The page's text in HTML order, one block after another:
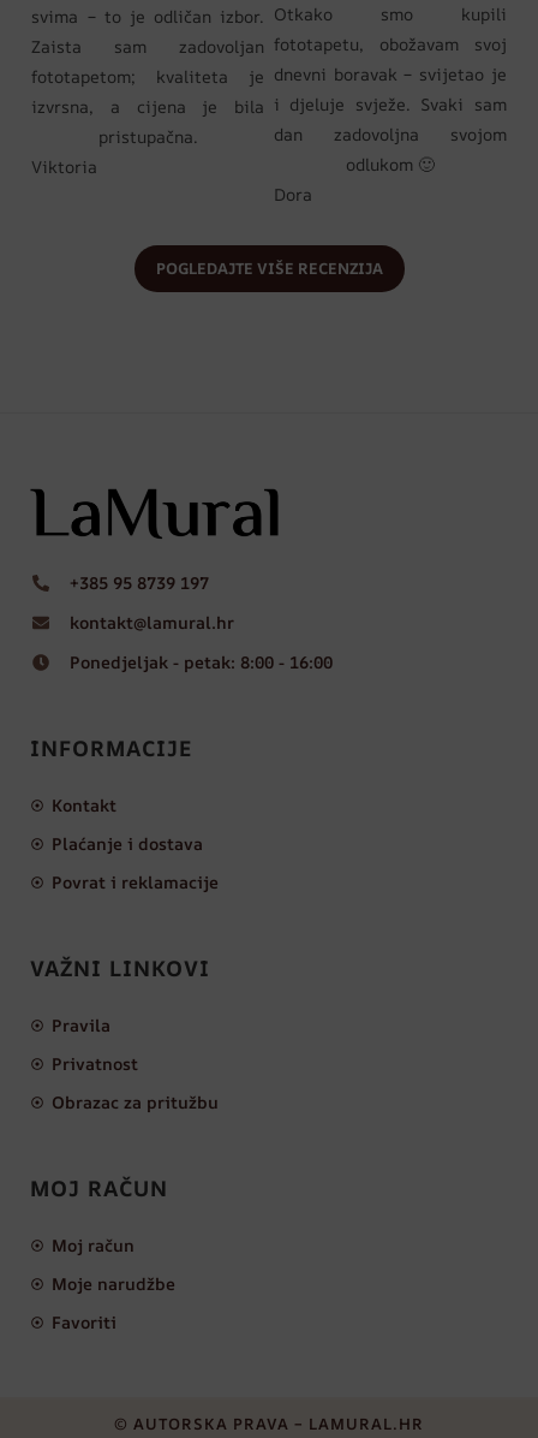
svima – to je odličan izbor.
Zaista sam zadovoljan
fototapetom; kvaliteta je
izvrsna, a cijena je bila
pristupačna.
Viktoria
Otkako smo kupili
fototapetu, obožavam svoj
dnevni boravak – svijetao je
i djeluje svježe. Svaki sam
dan zadovoljna svojom
odlukom 🙂
Dora
POGLEDAJTE VIŠE RECENZIJA
+385 95 8739 197
kontakt@lamural.hr
Ponedjeljak - petak: 8:00 - 16:00
INFORMACIJE
Kontakt
Plaćanje i dostava
Povrat i reklamacije
VAŽNI LINKOVI
Pravila
Privatnost
Obrazac za pritužbu
MOJ RAČUN
Moj račun
Moje narudžbe
Favoriti
© AUTORSKA PRAVA – LAMURAL.HR